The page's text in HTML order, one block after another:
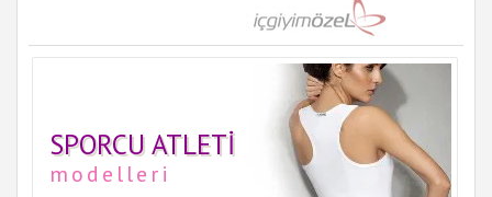
SPORCU ATLETI
modelleri